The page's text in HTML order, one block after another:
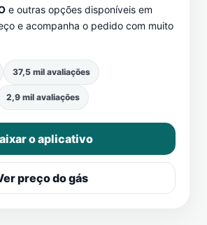
e outras opções disponíveis em
e acompanha o pedido com muito
37,5 mil avaliações
2,9 mil avaliações
o aplicativo
preço do gás